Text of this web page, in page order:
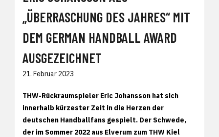
„ÜBERRASCHUNG DES JAHRES“ MIT
DEM GERMAN HANDBALL AWARD
AUSGEZEICHNET
21. Februar 2023
THW-Rückraumspieler Eric Johansson hat sich
innerhalb kürzester Zeit in die Herzen der
deutschen Handballfans gespielt. Der Schwede,
der im Sommer 2022 aus Elverum zum THW Kiel